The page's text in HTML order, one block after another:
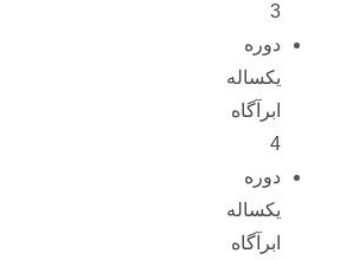
3
دوره
یکساله
ابرآگاه
4
دوره
یکساله
ابرآگاه